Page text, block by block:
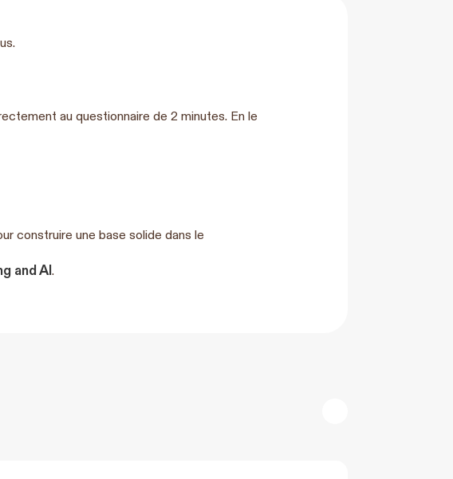
au questionnaire de 2 minutes. En le
construire une base solide dans le
and AI.